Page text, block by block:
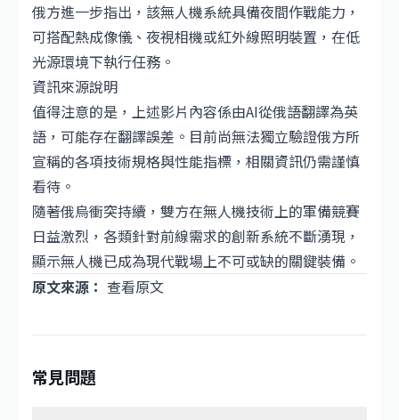
俄方進一步指出，該無人機系統具備夜間作戰能力，
可搭配熱成像儀、夜視相機或紅外線照明裝置，在低
光源環境下執行任務。
資訊來源說明
值得注意的是，上述影片內容係由AI從俄語翻譯為英
語，可能存在翻譯誤差。目前尚無法獨立驗證俄方所
宣稱的各項技術規格與性能指標，相關資訊仍需謹慎
看待。
隨著俄烏衝突持續，雙方在無人機技術上的軍備競賽
日益激烈，各類針對前線需求的創新系統不斷湧現，
顯示無人機已成為現代戰場上不可或缺的關鍵裝備。
原文來源： 查看原文
常見問題